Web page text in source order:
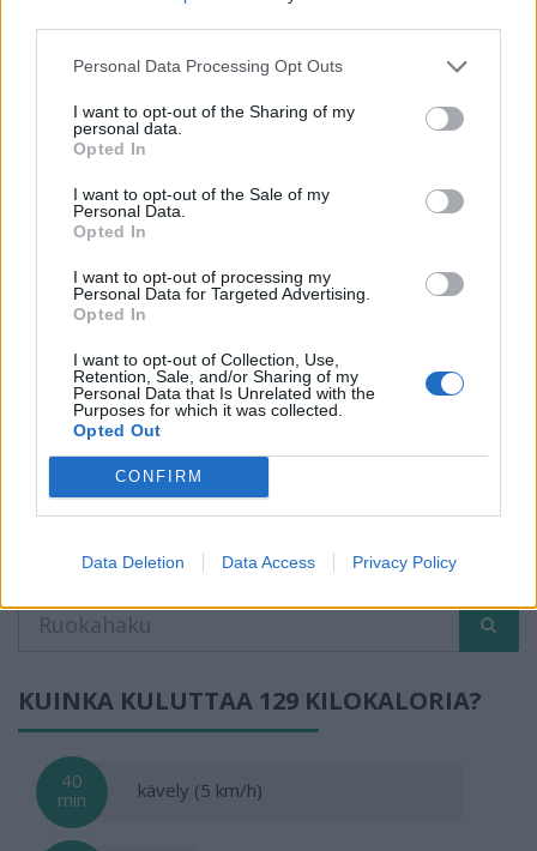
Personal Data Processing Opt Outs
I want to opt-out of the Sharing of my
personal data.
Opted In
I want to opt-out of the Sale of my
Personal Data.
Opted In
I want to opt-out of processing my
Personal Data for Targeted Advertising.
Opted In
I want to opt-out of Collection, Use,
Retention, Sale, and/or Sharing of my
Personal Data that Is Unrelated with the
Purposes for which it was collected.
Opted Out
CONFIRM
Data Deletion Data Access Privacy Policy
KUINKA KULUTTAA 129 KILOKALORIA?
40
min
kävely (5 km/h)